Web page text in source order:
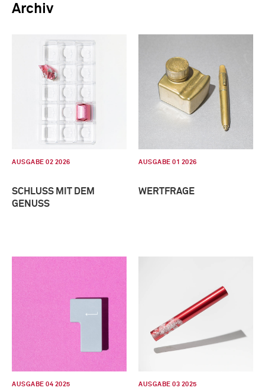
Archiv
AUSGABE 02 2026
SCHLUSS MIT DEM
GENUSS
AUSGABE 01 2026
WERTFRAGE
AUSGABE 04 2025 AUSGABE 03 2025